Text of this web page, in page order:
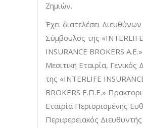
Ζημιών.
Έχει διατελέσει Διευθύνων
Σύμβουλος της «INTERLIFE
INSURANCE BROKERS
Μεσιτική Εταιρία, Γενικός
της «INTERLIFE
BROKERS Ε.Π.Ε.»
Εταιρία Περιορισμένης
Περιφερειακός